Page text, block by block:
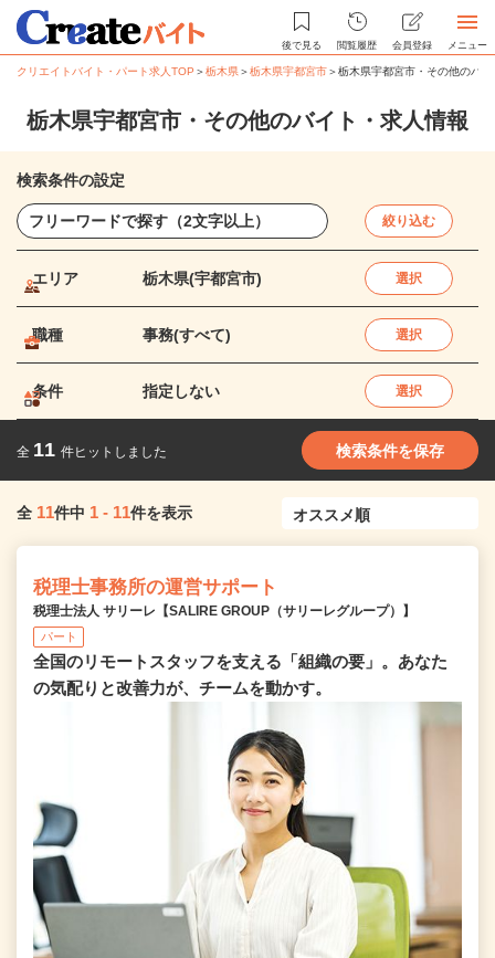
後で見る 閲覧履歴 会員登録 メニュー
クリエイトバイト・パート求人TOP ＞栃木県＞栃木県宇都宮市＞栃木県宇都宮市・その他のバ
栃木県宇都宮市・その他のバイト・求人情報
検索条件の設定
絞り込む
エリア 栃木県(宇都宮市) 選択
職種 事務(すべて) 選択
条件 指定しない 選択
全 11 件ヒットしました 検索条件を保存
全 11件中 1 - 11件を表示
税理士事務所の運営サポート
税理士法人 サリーレ【SALIRE GROUP（サリーレグループ）】
パート
全国のリモートスタッフを支える「組織の要」。あなた
の気配りと改善力が、チームを動かす。